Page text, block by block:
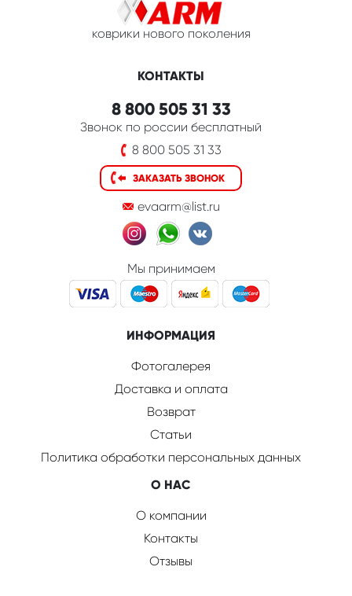
коврики нового поколения
КОНТАКТЫ
8 800 505 31 33
Звонок по россии бесплатный
8 800 505 31 33
ЗАКАЗАТЬ ЗВОНОК
evaarm@list.ru
Мы принимаем
ИНФОРМАЦИЯ
Фотогалерея
Доставка и оплата
Возврат
Статьи
Политика обработки персональных данных
О НАС
О компании
Контакты
Отзывы